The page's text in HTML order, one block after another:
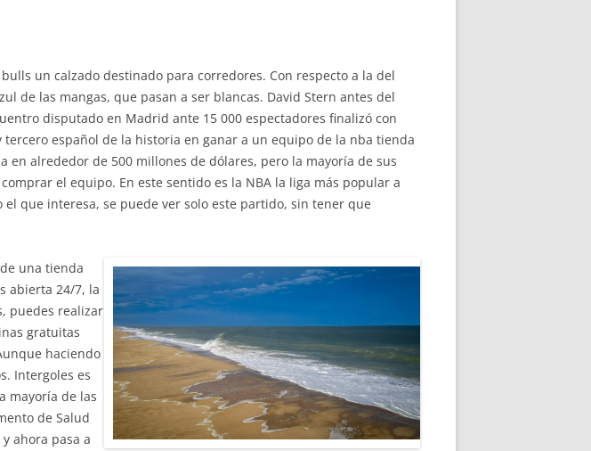
un calzado destinado para corredores. Con respecto a la del
de las mangas, que pasan a ser blancas. David Stern antes del
disputado en Madrid ante 15 000 espectadores finalizó con
español de la historia en ganar a un equipo de la nba tienda
en alrededor de 500 millones de dólares, pero la mayoría de sus
el equipo. En este sentido es la NBA la liga más popular a
que interesa, se puede ver solo este partido, sin tener que
una tienda
abierta 24/7, la
puedes realizar
gratuitas
haciendo
Intergoles es
mayoría de las
de Salud
ahora pasa a